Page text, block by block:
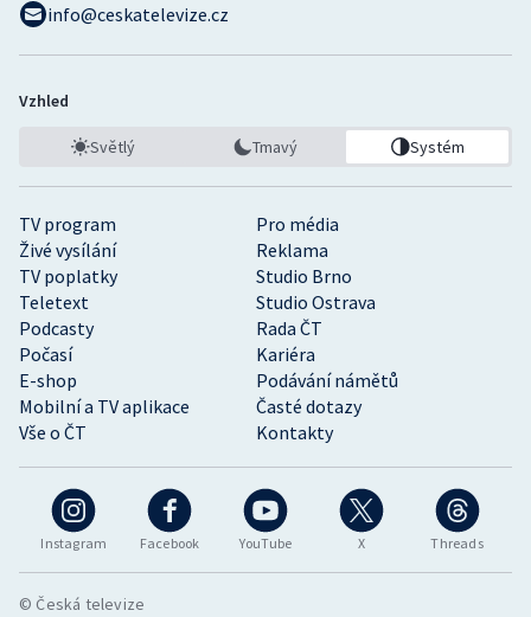
Instagram Facebook YouTube X Threads
TV program
Pro média
Živé vysílání
Reklama
TV poplatky
Studio Brno
Teletext
Studio Ostrava
Podcasty
Rada ČT
Počasí
Kariéra
E-shop
Podávání námětů
Mobilní a TV aplikace
Časté dotazy
Vše o ČT
Kontakty
info@ceskatelevize.cz
Vzhled
Světlý Tmavý Systém
© Česká televize